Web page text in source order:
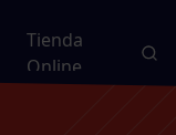
Tienda
Online